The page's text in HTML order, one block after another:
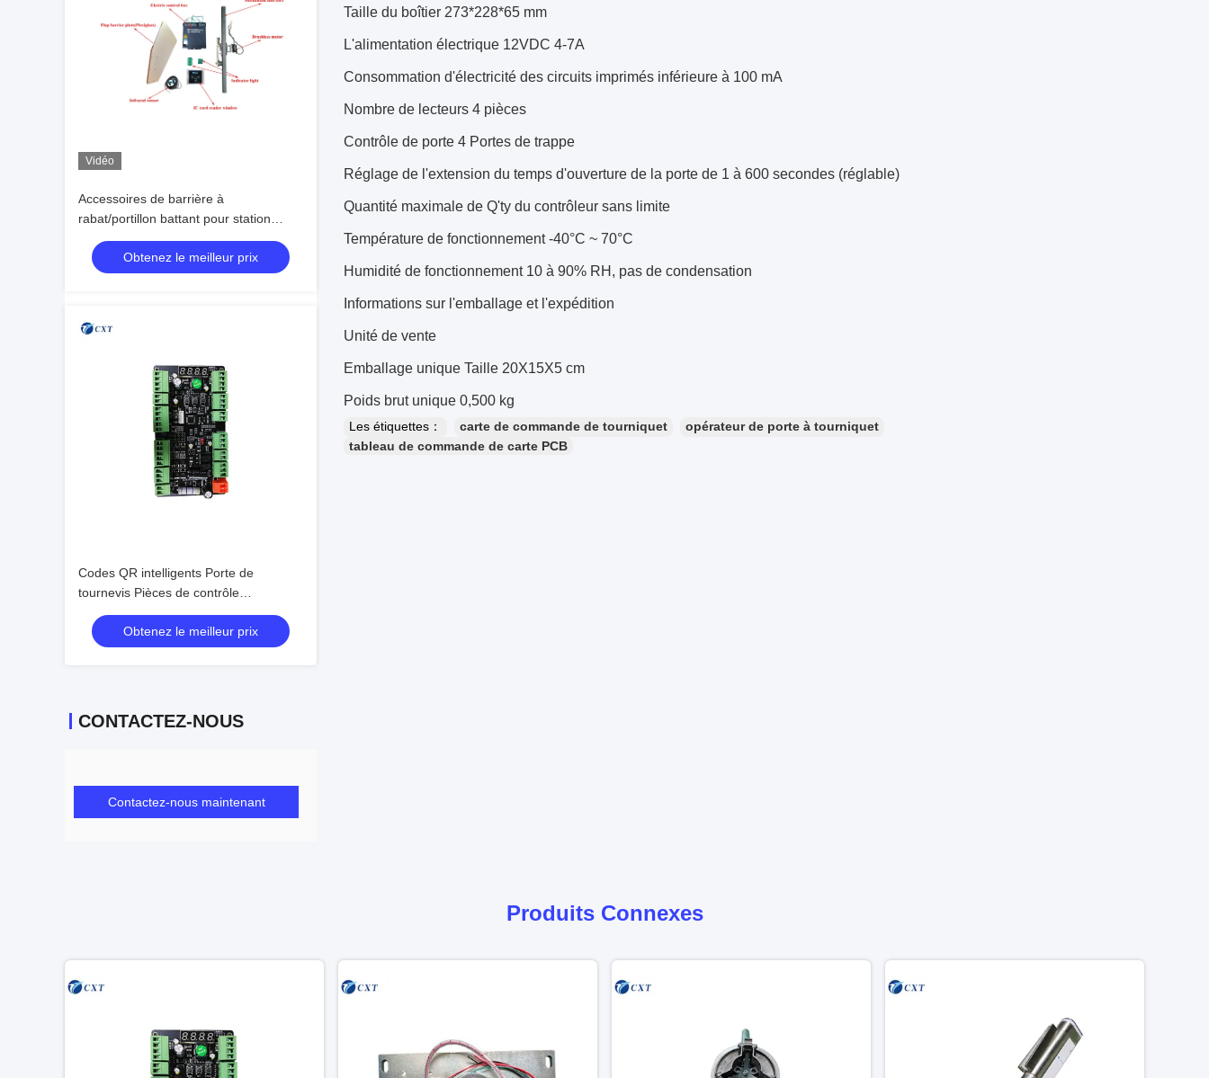
Vidéo
Accessoires de barrière à
rabat/portillon battant pour station
communautaire scolaire en vente
chaude, centre commercial, place
Obtenez le meilleur prix
Codes QR intelligents Porte de
tournevis Pièces de contrôle
automatique du tournevis
Obtenez le meilleur prix
CONTACTEZ-NOUS
Contactez-nous maintenant
Taille du boîtier 273*228*65 mm
L'alimentation électrique 12VDC 4-7A
Consommation d'électricité des circuits imprimés inférieure à 100 mA
Nombre de lecteurs 4 pièces
Contrôle de porte 4 Portes de trappe
Réglage de l'extension du temps d'ouverture de la porte de 1 à 600 secondes (réglable)
Quantité maximale de Q'ty du contrôleur sans limite
Température de fonctionnement -40°C ~ 70°C
Humidité de fonctionnement 10 à 90% RH, pas de condensation
Informations sur l'emballage et l'expédition
Unité de vente
Emballage unique Taille 20X15X5 cm
Poids brut unique 0,500 kg
Les étiquettes： carte de commande de tourniquet
opérateur de porte à tourniquet
tableau de commande de carte PCB
Produits Connexes